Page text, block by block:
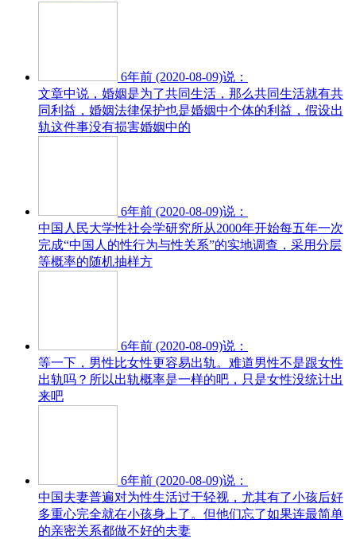
6年前 (2020-08-09)说：
文章中说，婚姻是为了共同生活，那么共同生活就有共
同利益，婚姻法律保护也是婚姻中个体的利益，假设出
轨这件事没有损害婚姻中的
6年前 (2020-08-09)说：
中国人民大学性社会学研究所从2000年开始每五年一次
完成“中国人的性行为与性关系”的实地调查，采用分层
等概率的随机抽样方
6年前 (2020-08-09)说：
等一下，男性比女性更容易出轨。难道男性不是跟女性
出轨吗？所以出轨概率是一样的吧，只是女性没统计出
来吧
6年前 (2020-08-09)说：
中国夫妻普遍对为性生活过于轻视，尤其有了小孩后好
多重心完全就在小孩身上了。但他们忘了如果连最简单
的亲密关系都做不好的夫妻